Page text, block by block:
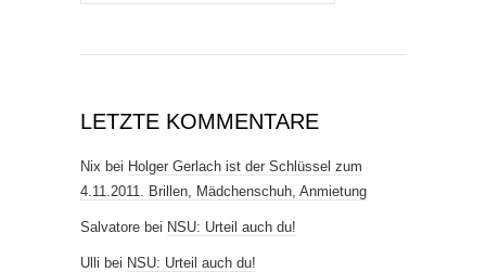
LETZTE KOMMENTARE
Nix bei Holger Gerlach ist der Schlüssel zum
4.11.2011. Brillen, Mädchenschuh, Anmietung
Salvatore bei NSU: Urteil auch du!
Ulli bei NSU: Urteil auch du!